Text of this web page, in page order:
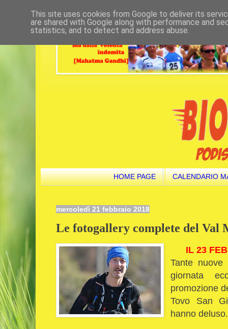
HOME PAGE CALENDARIO
mercoledì 21 febbraio 2018
Le fotogallery complete del Val
IL 23
Tante
giornata
promozione
Tovo San
hanno deluso.
This site uses cookies from Google to deliver its
are shared with Google along with performance and
statistics, and to detect and address abuse.